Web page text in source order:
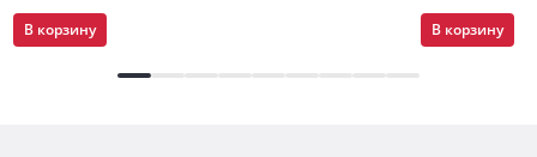
В корзину В корзину